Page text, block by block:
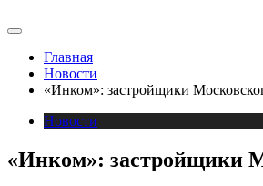
Главная
Новости
«Инком»: застройщики
Новости
«Инком»: застройщики